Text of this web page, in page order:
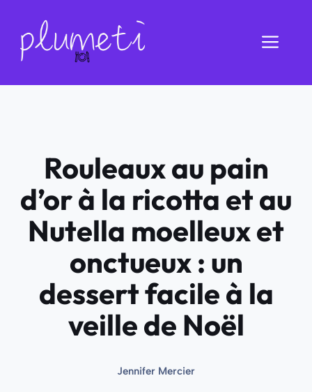
contenu
Rouleaux au pain
d’or à la ricotta et au
Nutella moelleux et
onctueux : un
dessert facile à la
veille de Noël
Jennifer Mercier